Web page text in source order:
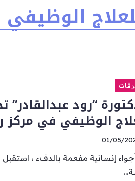
الوظيفي
“رود عبدالقادر”
الوظيفي في
01/05/
إنسانية مفعمة بالدفء ،